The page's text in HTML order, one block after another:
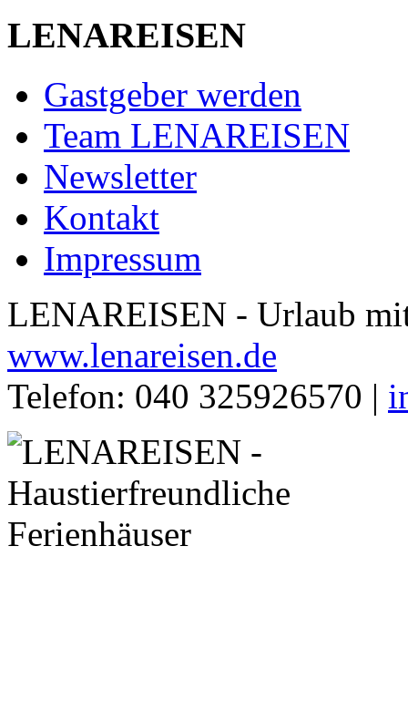
LENAREISEN
Gastgeber werden
Team LENAREISEN
Newsletter
Kontakt
Impressum
LENAREISEN - Urlaub
www.lenareisen.de
Telefon: 040 325926570 |